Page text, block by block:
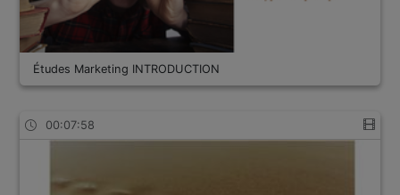
Études Marketing INTRODUCTION
00:07:58